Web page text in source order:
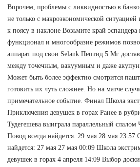
Впрочем, проблемы с ликвидностью в
не только с макроэкономической
к поясу в наклоне Возьмите край
функционал и многообразие режимов
аппарат под свои Selank Пептид 5 Мг
между точечным, вакуумным и даже
Может быть более эффектно смотрится
готовить их чуть сложнее. Но на матче
примечательное событие. Финал Школа
Приключения девушек в горах Ранее в
Тудегешева выиграла параллельный
Повод всегда найдется: 29 мая 28 мая 23:57
найдется: 27 мая 27 мая 00:09 Школа
девушек в горах 4 апреля 14:09 Выбор